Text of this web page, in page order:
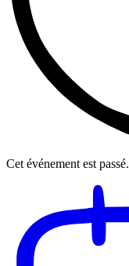
Cet événement est passé.